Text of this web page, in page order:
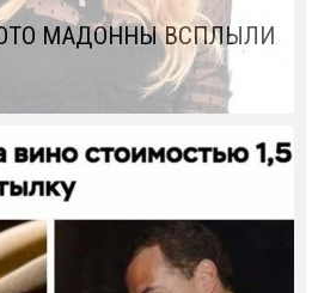
МАДОННЫ ВСПЛЫЛИ